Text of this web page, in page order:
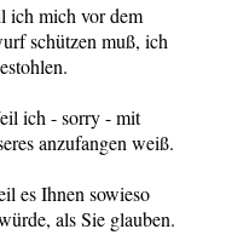
ich mich vor dem
schützen muß, ich
ich - sorry - mit
anzufangen weiß.
es Ihnen sowieso
als Sie glauben.